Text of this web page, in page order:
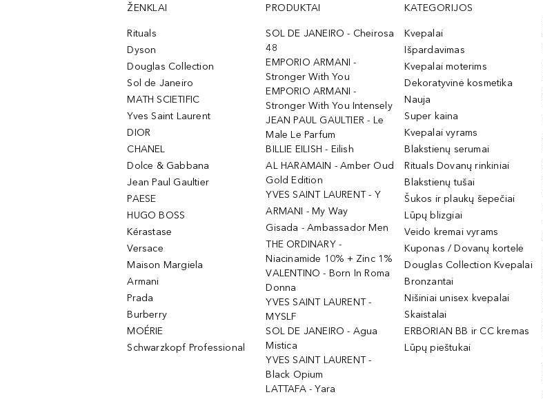
ŽENKLAI
Rituals
Dyson
Douglas Collection
Sol de Janeiro
MATH SCIETIFIC
Yves Saint Laurent
DIOR
CHANEL
Dolce & Gabbana
Jean Paul Gaultier
PAESE
HUGO BOSS
Kérastase
Versace
Maison Margiela
Armani
Prada
Burberry
MOÉRIE
Schwarzkopf Professional
PRODUKTAI
SOL DE JANEIRO - Cheirosa
48
EMPORIO ARMANI -
Stronger With You
EMPORIO ARMANI -
Stronger With You Intensely
JEAN PAUL GAULTIER - Le
Male Le Parfum
BILLIE EILISH - Eilish
AL HARAMAIN - Amber Oud
Gold Edition
YVES SAINT LAURENT - Y
ARMANI - My Way
Gisada - Ambassador Men
THE ORDINARY -
Niacinamide 10% + Zinc 1%
VALENTINO - Born In Roma
Donna
YVES SAINT LAURENT -
MYSLF
SOL DE JANEIRO - Agua
Mistica
YVES SAINT LAURENT -
Black Opium
LATTAFA - Yara
KATEGORIJOS
Kvepalai
Išpardavimas
Kvepalai moterims
Dekoratyvinė kosmetika
Nauja
Super kaina
Kvepalai vyrams
Blakstienų serumai
Rituals Dovanų rinkiniai
Blakstienų tušai
Šukos ir plaukų šepečiai
Lūpų blizgiai
Veido kremai vyrams
Kuponas / Dovanų kortelė
Douglas Collection Kvepalai
Bronzantai
Nišiniai unisex kvepalai
Skaistalai
ERBORIAN BB ir CC kremas
Lūpų pieštukai